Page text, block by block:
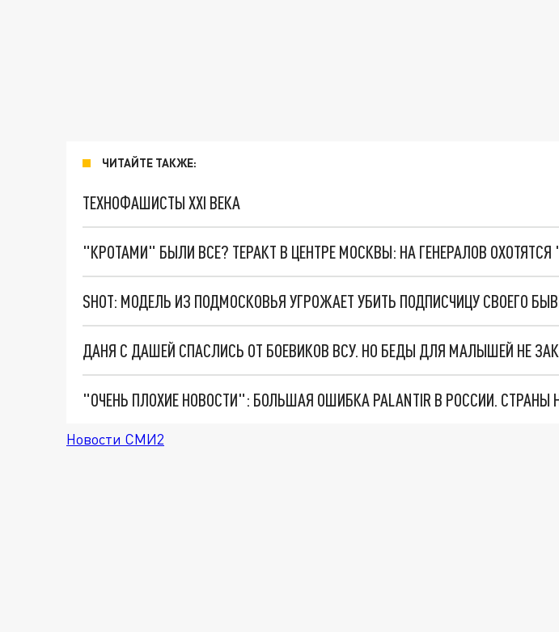
ЧИТАЙТЕ ТАКЖЕ:
ТЕХНОФАШИСТЫ XXI ВЕКА
"КРОТАМИ" БЫЛИ ВСЕ? ТЕРАКТ В ЦЕНТРЕ МОСКВЫ: НА ГЕНЕРАЛОВ
ДАНЯ С ДАШЕЙ СПАСЛИСЬ ОТ БОЕВИКОВ ВСУ. НО БЕДЫ ДЛЯ МАЛЫШЕЙ НЕ
Новости СМИ2